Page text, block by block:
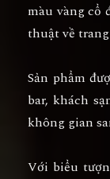
màu vàng cổ
thuật về
Sản phẩm
bar, khách
không gian
Với biểu